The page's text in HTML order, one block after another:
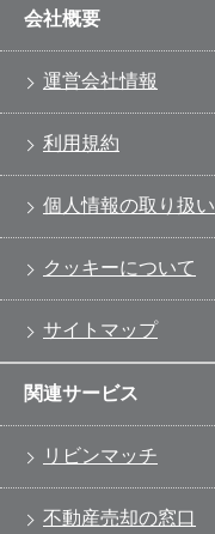
会社概要
運営会社情報
利用規約
個人情報の取り扱い
クッキーについて
サイトマップ
関連サービス
リビンマッチ
不動産売却の窓口